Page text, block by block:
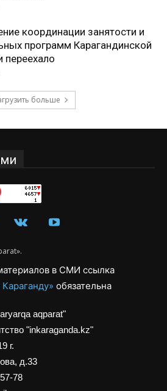
координации занятости и
программ Карагандинской
переехало
больше
в СМИ ссылка
обязательна
aqparat"
"inkaraganda.kz"
г.
д.33
78